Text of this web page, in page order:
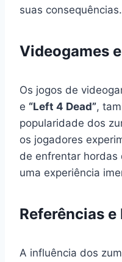
suas consequências.
Videogames
Os jogos de
e “Left 4 Dead”,
popularidade dos
os jogadores
de enfrentar
uma experiência
Referências e
A influência dos